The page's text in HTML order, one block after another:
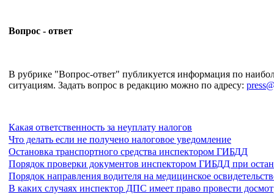
Вопрос - ответ
В рубрике "Вопрос-ответ" публикуется информация по
ситуациям. Задать вопрос в редакцию можно по адресу:
Какая ответственность за неуплату налогов
Что делать если не получено налоговое уведомление
Остановка транспортного средства инспектором ГИБДД
Порядок проверки документов инспектором ГИБДД при
Порядок направления водителя на медицинское
В каких случаях инспектор ДПС имеет право провести